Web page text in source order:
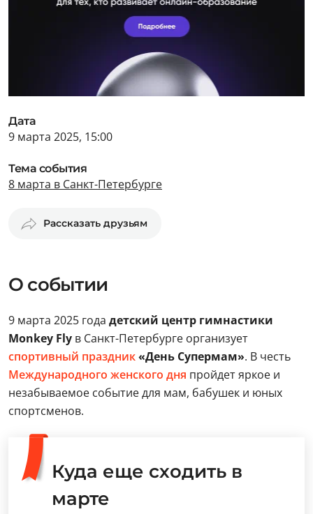
Дата
9 марта 2025, 15:00
Тема события
8 марта в Санкт-Петербурге
Рассказать друзьям
О событии
9 марта 2025 года детский центр гимнастики
Monkey Fly в Санкт-Петербурге организует
спортивный праздник«День Супермам». В честь
Международного женского дня пройдет яркое и
незабываемое событие для мам, бабушек и юных
спортсменов.
Куда еще сходить в
марте